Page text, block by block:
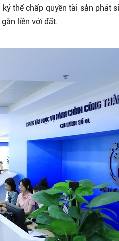
thế chấp quyền tài sản phát
liền với đất.